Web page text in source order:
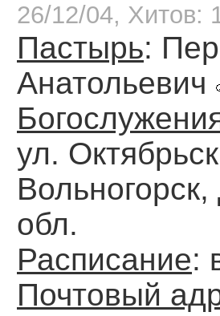
26/12/04, Хитов:
Пастырь:
Анатольевич
ул.
обл.
Расписание:
Почтовый